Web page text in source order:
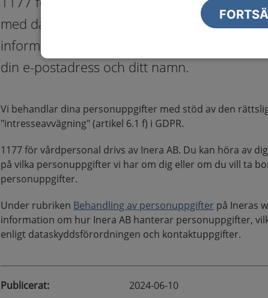
med dataskyddsförordningen.
information som kan kopplas till dig. Det kan
din e-postadress och ditt namn.
Vi behandlar dina personuppgifter med stöd av den
"intresseavvägning" (artikel 6.1 f) i GDPR.
1177 för vårdpersonal drivs av Inera AB. Du kan höra av
på vilka personuppgifter vi har om dig eller om du vill ta
personuppgifter.
Under rubriken Behandling av personuppgifter på Ineras
information om hur Inera AB hanterar personuppgifter,
enligt dataskyddsförordningen och kontaktuppgifter.
Publicerat: 2024-06-10